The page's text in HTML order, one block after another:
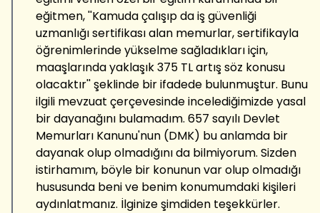
eğitmen, ''Kamuda çalışıp da iş güvenliği
uzmanlığı sertifikası alan memurlar, sertifikayla
öğrenimlerinde yükselme sağladıkları için,
maaşlarında yaklaşık 375 TL artış söz konusu
olacaktır'' şeklinde bir ifadede bulunmuştur. Bunu
ilgili mevzuat çerçevesinde incelediğimizde yasal
bir dayanağını bulamadım. 657 sayılı Devlet
Memurları Kanunu'nun (DMK) bu anlamda bir
dayanak olup olmadığını da bilmiyorum. Sizden
istirhamım, böyle bir konunun var olup olmadığı
hususunda beni ve benim konumumdaki kişileri
aydınlatmanız. İlginize şimdiden teşekkürler.